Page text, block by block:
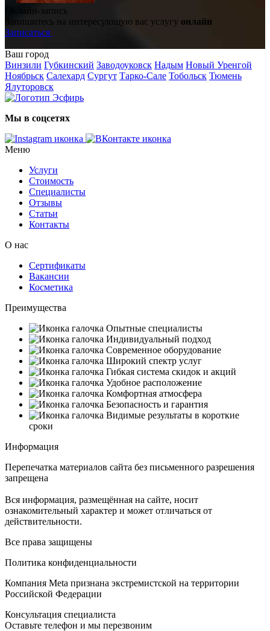
Онлайн-запись
Запишитесь на интересующую вас услугу онлайн
Записаться
Ваш город
Винзили Губкинский Заводоуковск Надым Новый Уренгой
Ноябрьск Салехард Сургут Тарко-Сале Тобольск Тюмень
Ялуторовск
Мы в соцсетях
Меню
Услуги
Стоимость
Специалисты
Отзывы
Статьи
Контакты
О нас
Сертификаты
Вакансии
Косметика
Преимущества
Опытные специалисты
Индивидуальный подход
Современное оборудование
Широкий спектр услуг
Гибкая система скидок и акций
Удобное расположение
Комфортная атмосфера
Безопасность и гарантия
Видимые результаты в короткие
сроки
Информация
Перепечатка материалов сайта без письменного разрешения
запрещена
Вся информация, размещённая на сайте, носит
ознакомительный характер и может отличаться от
действительности.
Все права защищены
Политика конфиденциальности
Компания Meta признана экстремистской на территории
Российской Федерации
Консультация специалиста
Оставьте телефон и мы перезвоним